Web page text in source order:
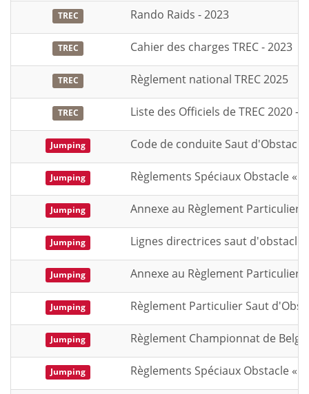
TREC Rando Raids - 2023
TREC Cahier des charges TREC - 2023
TREC Règlement national TREC 2025
TREC Liste des Officiels de TREC 2020 -
Jumping Code de conduite Saut
Jumping Règlements Spéciaux Obstacle «
Jumping Annexe au Règlement Particulier
Jumping Lignes directrices saut
Jumping Annexe au Règlement Particulier
Jumping Règlement Particulier Saut
Jumping Règlement Championnat de
Jumping Règlements Spéciaux Obstacle «